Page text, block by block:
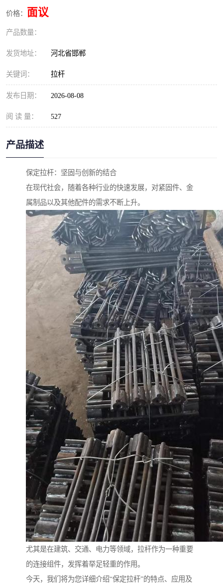
价格： 面议
产品数量：
发货地址： 河北省邯郸
关键词： 拉杆
发布日期： 2026-08-08
阅 读 量： 527
产品描述
保定拉杆：坚固与创新的结合
在现代社会，随着各种行业的快速发展，对紧固件、金
属制品以及其他配件的需求不断上升。
尤其是在建筑、交通、电力等领域，拉杆作为一种重要
的连接组件，发挥着举足轻重的作用。
今天，我们将为您详细介绍“保定拉杆”的特点、应用及